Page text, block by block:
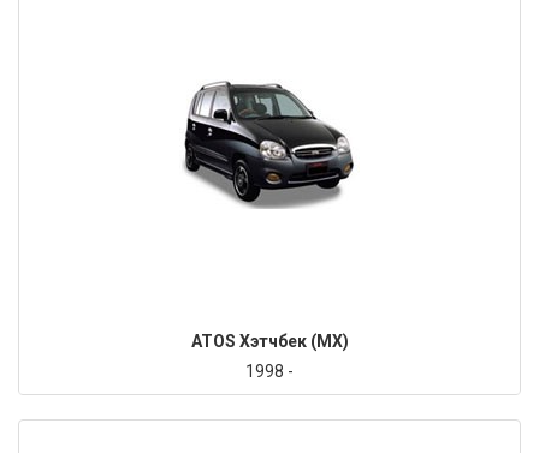
ATOS Хэтчбек (MX)
1998 -